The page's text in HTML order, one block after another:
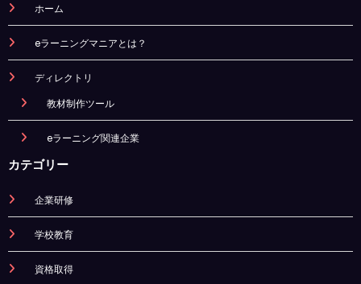
ホーム
eラーニングマニアとは？
ディレクトリ
教材制作ツール
eラーニング関連企業
カテゴリー
企業研修
学校教育
資格取得